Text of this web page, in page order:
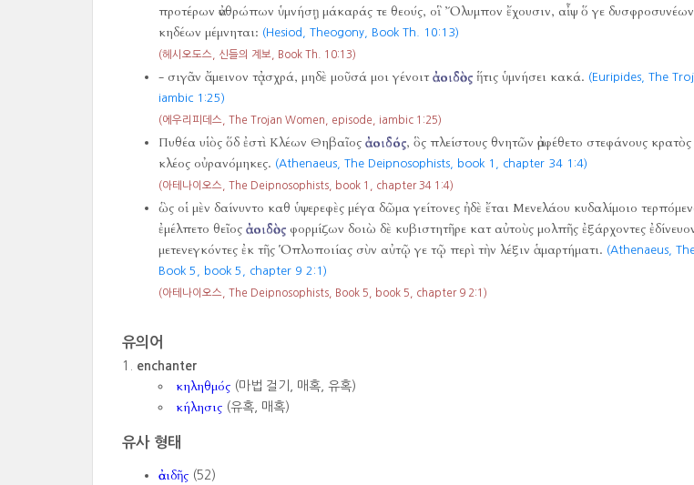
προτέρων ἀνθρώπων ὑμνήσῃ μάκαράς τε θεούς, οἳ Ὄλυμπον ἔχουσιν, αἶψ ὅ γε δυσφροσυνέων
κηδέων μέμνηται: (Hesiod, Theogony, Book Th. 10:13)
(헤시오도스, 신들의 계보, Book Th. 10:13)
- σιγᾶν ἄμεινον τᾀσχρά, μηδὲ μοῦσά μοι γένοιτἀοιδὸςἥτις ὑμνήσει κακά. (Euripides, The
iambic 1:25)
(에우리피데스, The Trojan Women, episode, iambic 1:25)
Πυθέα υἱὸς ὅδ ἐστὶ Κλέων Θηβαῖος ἀοιδός, ὃς πλείστους θνητῶν ἀμφέθετο στεφάνους
κλέος οὐρανόμηκες. (Athenaeus, The Deipnosophists, book 1, chapter 34 1:4)
(아테나이오스, The Deipnosophists, book 1, chapter 34 1:4)
ὣς οἱ μὲν δαίνυντο καθ ὑψερεφὲς μέγα δῶμα γείτονες ἠδὲ ἔται Μενελάου κυδαλίμοιο
ἐμέλπετο θεῖος ἀοιδὸςφορμίζων δοιὼ δὲ κυβιστητῆρε κατ αὐτοὺς μολπῆς ἐξάρχοντες
μετενεγκόντες ἐκ τῆς Ὁπλοποιίας σὺν αὐτῷ γε τῷ περὶ τὴν λέξιν ἁμαρτήματι. (Athenaeus,
Book 5, book 5, chapter 9 2:1)
(아테나이오스, The Deipnosophists, Book 5, book 5, chapter 9 2:1)
유의어
enchanter
κηληθμός(마법 걸기, 매혹, 유혹)
κήλησις(유혹, 매혹)
유사 형태
ἀοιδῆς(52)